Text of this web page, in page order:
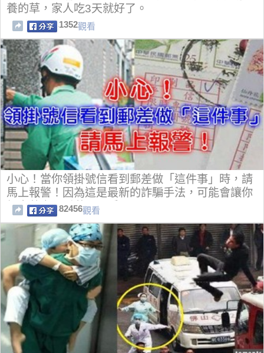
養的草，家人吃3天就好了。
1352觀看
小心！當你領掛號信看到郵差做「這件事」時，請
馬上報警！因為這是最新的詐騙手法，可能會讓你
傾家蕩產....千萬不要受騙了！
82456觀看